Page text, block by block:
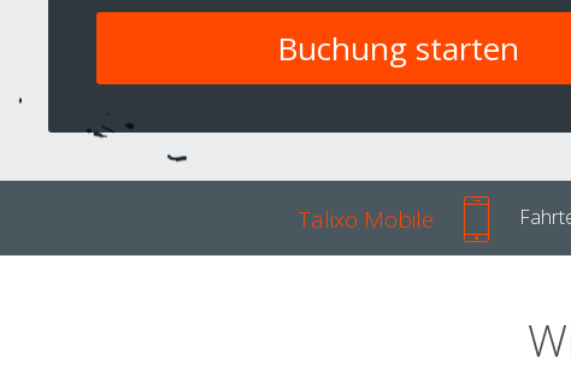
Talixo Mobile